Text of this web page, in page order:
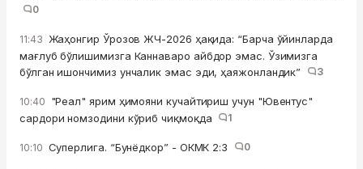
0
11:43 Жаҳонгир Ўрозов ЖЧ-2026 ҳақида: “Барча ўйинларда
мағлуб бўлишимизга Каннаваро айбдор эмас. Ўзимизга
бўлган ишончимиз унчалик эмас эди, ҳаяжонландик”
3
10:40 "Реал" ярим ҳимояни кучайтириш учун "Ювентус"
сардори номзодини кўриб чиқмоқда
1
10:10 Суперлига. “Бунёдкор” - ОКМК 2:3 0